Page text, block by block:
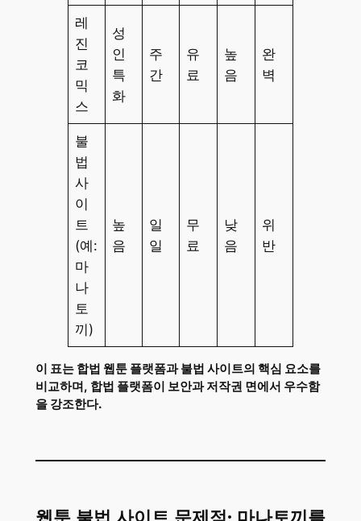
레
진
코
믹
스
성
인
특
화
주
간
유
료
높
음
완
벽
불
법
사
이
트
(예:
마
나
토
끼)
높
음
일
일
무
료
낮
음
위
반
이 표는 합법 웹툰 플랫폼과 불법 사이트의 핵심 요소를
비교하며, 합법 플랫폼이 보안과 저작권 면에서 우수함
을 강조한다.